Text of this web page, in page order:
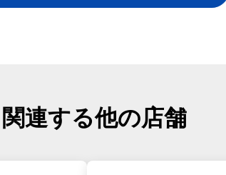
関連する他の店舗